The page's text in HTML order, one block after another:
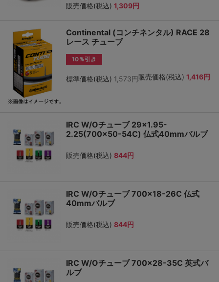
販売価格(税込) 1,309円
Continental (コンチネンタル) RACE 28
レース チューブ
10％引き
標準価格(税込) 1,573円販売価格(税込) 1,416円
IRC W/Oチューブ 29×1.95-
2.25(700×50-54C) 仏式40mmバルブ
販売価格(税込) 844円
IRC W/Oチューブ 700×18-26C 仏式
40mmバルブ
販売価格(税込) 844円
IRC W/Oチューブ 700×28-35C 英式バ
ルブ